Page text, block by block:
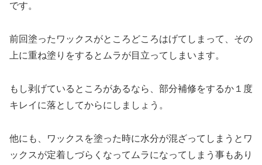
です。
前回塗ったワックスがところどころはげてしまって、その
上に重ね塗りをするとムラが目立ってしまいます。
もし剥げているところがあるなら、部分補修をするか１度
キレイに落としてからにしましょう。
他にも、ワックスを塗った時に水分が混ざってしまうとワ
ックスが定着しづらくなってムラになってしまう事もあり